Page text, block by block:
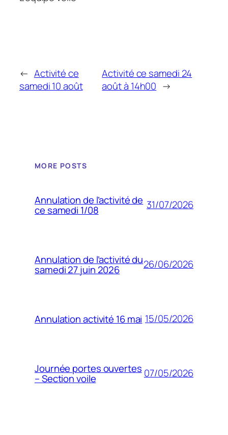
← Activité ce
samedi 10 août
Activité ce samedi 24
août à 14h00 →
MORE POSTS
Annulation de l’activité de
ce samedi 1/08 31/07/2026
Annulation de l’activité du
samedi 27 juin 2026 26/06/2026
Annulation activité 16 mai 15/05/2026
Journée portes ouvertes
– Section voile 07/05/2026